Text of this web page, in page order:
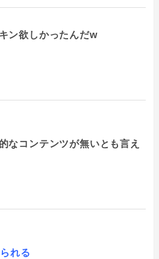
ン欲しかったんだw
なコンテンツが無いとも言え
れる